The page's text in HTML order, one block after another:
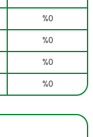
%0
%0
%0
%0